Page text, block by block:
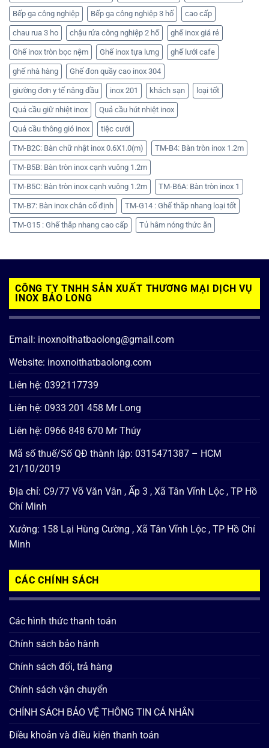
Bếp ga công nghiệp Bếp ga công nghiệp 3 hố cao cấp
chau rua 3 ho chậu rửa công nghiệp 2 hố ghế inox giá rẻ
Ghế inox tròn bọc nệm Ghế inox tựa lưng ghế lưới cafe
ghế nhà hàng Ghế đon quầy cao inox 304
giường đơn y tế nâng đầu inox 201 khách sạn loại tốt
Quả cầu giữ nhiệt inox Quả cầu hút nhiệt inox
Quả cầu thông gió inox tiệc cưới
TM-B2C: Bàn chữ nhật inox 0.6X1.0(m) TM-B4: Bàn tròn inox 1.2m
TM-B5B: Bàn tròn inox cạnh vuông 1.2m
TM-B5C: Bàn tròn inox cạnh vuông 1.2m TM-B6A: Bàn tròn inox 1
TM-B7: Bàn inox chân cố định TM-G14 : Ghế thắp nhang loại tốt
TM-G15 : Ghế thắp nhang cao cấp Tủ hâm nóng thức ăn
CÔNG TY TNHH SẢN XUẤT THƯƠNG MẠI DỊCH VỤ
INOX BẢO LONG
Email: inoxnoithatbaolong@gmail.com
Website: inoxnoithatbaolong.com
Liên hệ: 0392117739
Liên hệ: 0933 201 458 Mr Long
Liên hệ: 0966 848 670 Mr Thúy
Mã số thuế/Số QĐ thành lập: 0315471387 – HCM
21/10/2019
Địa chỉ: C9/77 Võ Văn Vân , Ấp 3 , Xã Tân Vĩnh Lộc , TP Hồ
Chí Minh
Xưởng: 158 Lại Hùng Cường , Xã Tân Vĩnh Lộc , TP Hồ Chí
Minh
CÁC CHÍNH SÁCH
Các hình thức thanh toán
Chính sách bảo hành
Chính sách đổi, trả hàng
Chính sách vận chuyển
CHÍNH SÁCH BẢO VỆ THÔNG TIN CÁ NHÂN
Điều khoản và điều kiện thanh toán